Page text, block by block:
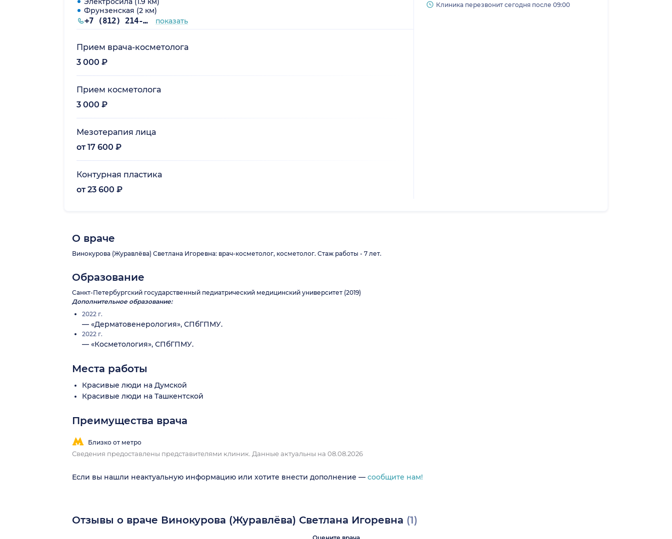
Фрунзенская (2 км)
+7 (812) 214-56-21 показать
Прием врача-косметолога
3 000 ₽
Прием косметолога
3 000 ₽
Мезотерапия лица
от 17 600 ₽
Контурная пластика
от 23 600 ₽
Клиника перезвонит сегодня после 09:00
О враче
Винокурова (Журавлёва) Светлана Игоревна: врач-косметолог, косметолог. Стаж работы - 7 лет.
Образование
Санкт-Петербургский государственный педиатрический медицинский университет (2019)
Дополнительное образование:
2022 г.
— «Дерматовенерология», СПбГПМУ.
2022 г.
— «Косметология», СПбГПМУ.
Места работы
Красивые люди на Думской
Красивые люди на Ташкентской
Преимущества врача
Близко от метро
Сведения предоставлены представителями клиник. Данные актуальны на 08.08.2026
Если вы нашли неактуальную информацию или хотите внести дополнение — сообщите нам!
Отзывы о враче Винокурова (Журавлёва) Светлана Игоревна (1)